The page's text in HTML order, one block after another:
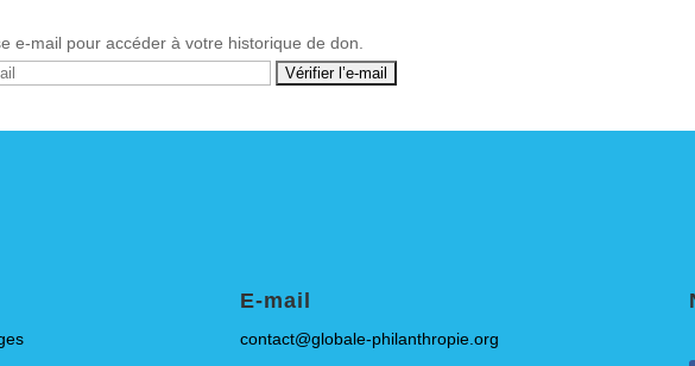
e-mail pour accéder à votre historique de don.
E-mail
contact@globale-philanthropie.org